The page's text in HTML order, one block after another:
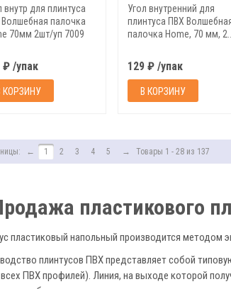
внутр для плинтуса
палочка
70мм 2шт/уп 7009
₽ /упак
КОРЗИНУ
Угол внутренний для
плинтуса ПВХ
палочка Home, 70 мм, 2
129 ₽ /упак
В КОРЗИНУ
← 1 2 3 4 5 → Товары 1 - 28 из 137
пластикового
пластиковый напольный производится методом
плинтусов ПВХ представляет собой
ПВХ профилей). Линия, на выходе которой